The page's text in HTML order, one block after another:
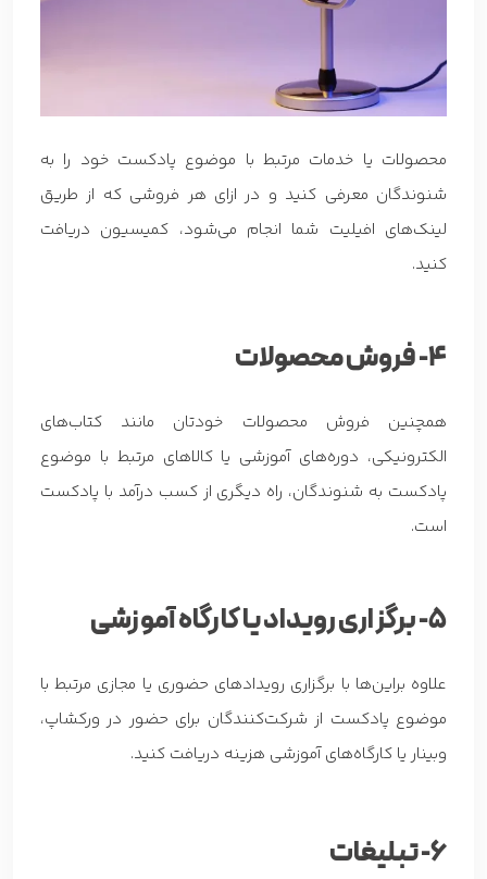
محصولات یا خدمات مرتبط با موضوع پادکست خود را به
شنوندگان معرفی کنید و در ازای هر فروشی که از طریق
لینک‌های افیلیت شما انجام می‌شود، کمیسیون دریافت
کنید.
4- فروش محصولات
همچنین فروش محصولات خودتان مانند کتاب‌های
الکترونیکی، دوره‌های آموزشی یا کالاهای مرتبط با موضوع
پادکست به شنوندگان، راه دیگری از کسب درآمد با پادکست
است.
5- برگزاری رویداد یا کارگاه آموزشی
علاوه براین‌ها با برگزاری رویدادهای حضوری یا مجازی مرتبط با
موضوع پادکست از شرکت‌کنندگان برای حضور در ورکشاپ،
وبینار یا کارگاه‌های آموزشی هزینه دریافت کنید.
6- تبلیغات